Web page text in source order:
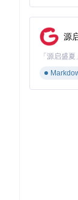
CPU-GPU
低50%。
内存优化技
超大型数据
从实验室
源